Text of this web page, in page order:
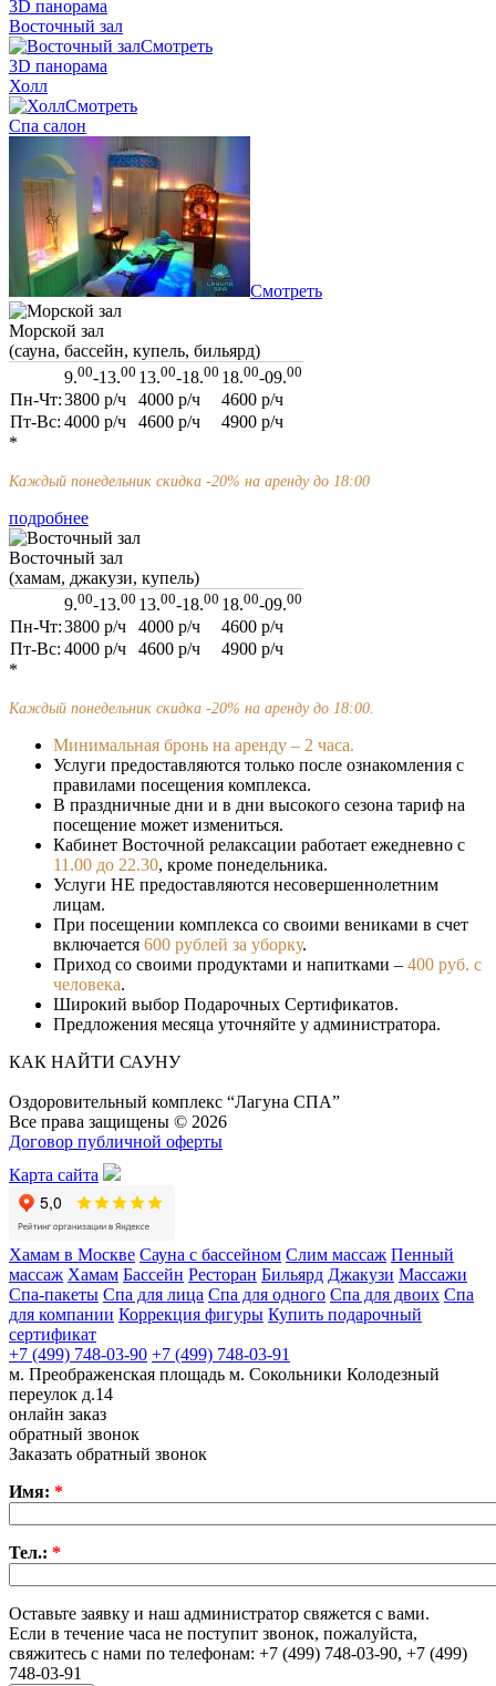
3D панорама
Восточный зал
Смотреть
3D панорама
Холл
Смотреть
Спа салон
Смотреть
Морской зал
(сауна, бассейн, купель, бильярд)
9.00-13.00 13.00-18.00 18.00-09.00
Пн-Чт:3800 р/ч 4000 р/ч 4600 р/ч
Пт-Вс: 4000 р/ч 4600 р/ч 4900 р/ч
*
Каждый понедельник скидка -20% на аренду до 18:00
подробнее
Восточный зал
(хамам, джакузи, купель)
9.00-13.00 13.00-18.00 18.00-09.00
Пн-Чт:3800 р/ч 4000 р/ч 4600 р/ч
Пт-Вс: 4000 р/ч 4600 р/ч 4900 р/ч
*
Каждый понедельник скидка -20% на аренду до 18:00.
Минимальная бронь на аренду – 2 часа.
Услуги предоставляются только после ознакомления с
правилами посещения комплекса.
В праздничные дни и в дни высокого сезона тариф на
посещение может измениться.
Кабинет Восточной релаксации работает ежедневно с
11.00 до 22.30, кроме понедельника.
Услуги НЕ предоставляются несовершеннолетним
лицам.
При посещении комплекса со своими вениками в счет
включается 600 рублей за уборку.
Приход со своими продуктами и напитками – 400 руб. с
человека.
Широкий выбор Подарочных Сертификатов.
Предложения месяца уточняйте у администратора.
КАК НАЙТИ САУНУ
Оздоровительный комплекс “Лагуна СПА”
Все права защищены © 2026
Договор публичной оферты
Карта сайта
Хамам в Москве Сауна с бассейном Слим массаж Пенный
массаж Хамам Бассейн Ресторан Бильярд Джакузи Массажи
Спа-пакеты Спа для лица Спа для одного Спа для двоих Спа
для компании Коррекция фигуры Купить подарочный
сертификат
+7 (499) 748-03-90 +7 (499) 748-03-91
м. Преображенская площадь м. Сокольники Колодезный
переулок д.14
онлайн заказ
обратный звонок
Заказать обратный звонок
Имя: *
Тел.: *
Оставьте заявку и наш администратор свяжется с вами.
Если в течение часа не поступит звонок, пожалуйста,
свяжитесь с нами по телефонам: +7 (499) 748-03-90, +7 (499)
748-03-91